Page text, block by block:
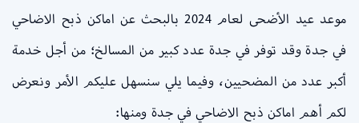
موعد عيد الأضحى لعام 2024 بالبحث عن اماكن ذبح الاضاحي
في جدة وقد توفر في جدة عدد كبير من المسالخ؛ من أجل خدمة
أكبر عدد من المضحيين، وفيما يلي سنسهل عليكم الأمر ونعرض
لكم أهم اماكن ذبح الاضاحي في جدة ومنها: